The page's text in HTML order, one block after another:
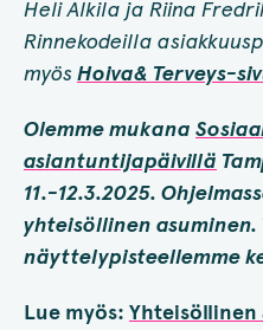
Heli Alkila ja Riina
Rinnekodeilla
myös Hoiva& Terveys-
Olemme mukana
asiantuntijapäivillä
11.-12.3.2025.
yhteisöllinen asuminen.
näyttelypisteellemme
Lue myös: Yhteisöllinen